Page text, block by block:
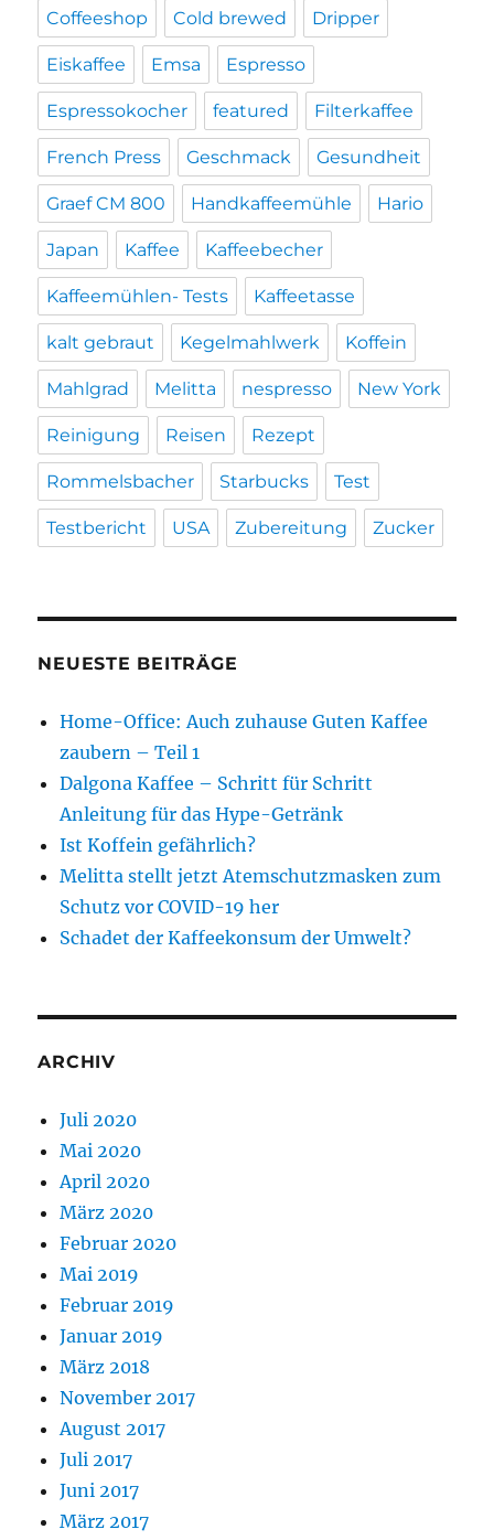
Coffeeshop Cold brewed Dripper
Eiskaffee Emsa Espresso
Espressokocher featured Filterkaffee
French Press Geschmack Gesundheit
Graef CM 800 Handkaffeemühle Hario
Japan Kaffee Kaffeebecher
Kaffeemühlen- Tests Kaffeetasse
kalt gebraut Kegelmahlwerk Koffein
Mahlgrad Melitta nespresso New York
Reinigung Reisen Rezept
Rommelsbacher Starbucks Test
Testbericht USA Zubereitung Zucker
NEUESTE BEITRÄGE
Home-Office: Auch zuhause Guten Kaffee
zaubern – Teil 1
Dalgona Kaffee – Schritt für Schritt
Anleitung für das Hype-Getränk
Ist Koffein gefährlich?
Melitta stellt jetzt Atemschutzmasken zum
Schutz vor COVID-19 her
Schadet der Kaffeekonsum der Umwelt?
ARCHIV
Juli 2020
Mai 2020
April 2020
März 2020
Februar 2020
Mai 2019
Februar 2019
Januar 2019
März 2018
November 2017
August 2017
Juli 2017
Juni 2017
März 2017